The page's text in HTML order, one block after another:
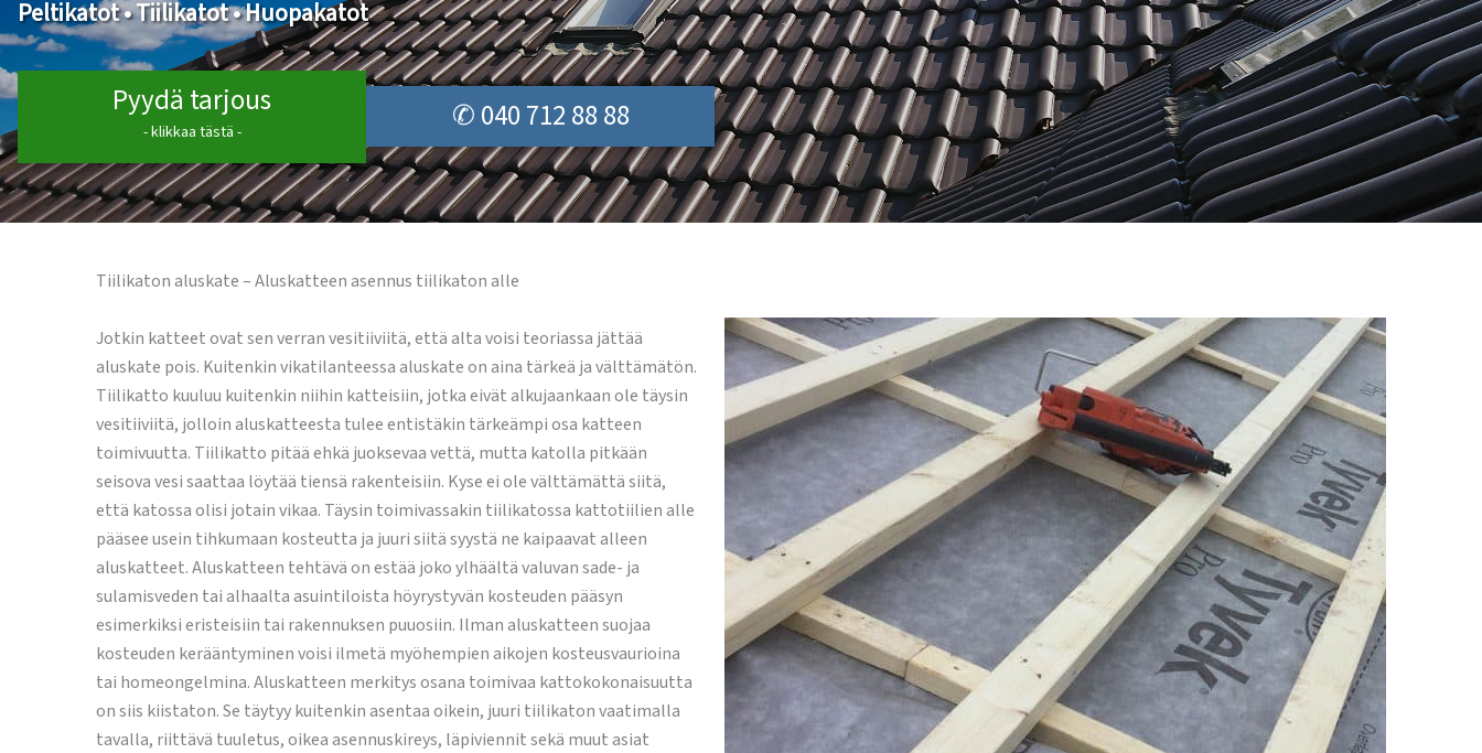
Peltikatot • Tiilikatot • Huopakatot
Pyydä tarjous
- klikkaa tästä - ✆ 040 712 88 88
Tiilikaton aluskate – Aluskatteen asennus tiilikaton alle
Jotkin katteet ovat sen verran vesitiiviitä, että alta voisi teoriassa jättää
aluskate pois. Kuitenkin vikatilanteessa aluskate on aina tärkeä ja välttämätön.
Tiilikatto kuuluu kuitenkin niihin katteisiin, jotka eivät alkujaankaan ole täysin
vesitiiviitä, jolloin aluskatteesta tulee entistäkin tärkeämpi osa katteen
toimivuutta. Tiilikatto pitää ehkä juoksevaa vettä, mutta katolla pitkään
seisova vesi saattaa löytää tiensä rakenteisiin. Kyse ei ole välttämättä siitä,
että katossa olisi jotain vikaa. Täysin toimivassakin tiilikatossa kattotiilien alle
pääsee usein tihkumaan kosteutta ja juuri siitä syystä ne kaipaavat alleen
aluskatteet. Aluskatteen tehtävä on estää joko ylhäältä valuvan sade- ja
sulamisveden tai alhaalta asuintiloista höyrystyvän kosteuden pääsyn
esimerkiksi eristeisiin tai rakennuksen puuosiin. Ilman aluskatteen suojaa
kosteuden kerääntyminen voisi ilmetä myöhempien aikojen kosteusvaurioina
tai homeongelmina. Aluskatteen merkitys osana toimivaa kattokokonaisuutta
on siis kiistaton. Se täytyy kuitenkin asentaa oikein, juuri tiilikaton vaatimalla
tavalla, riittävä tuuletus, oikea asennuskireys, läpiviennit sekä muut asiat